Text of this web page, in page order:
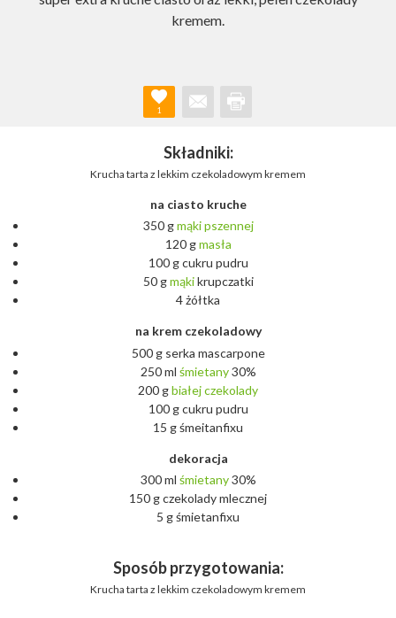
kremem.
1
Składniki:
Krucha tarta z lekkim czekoladowym kremem
na ciasto kruche
350 gmąki pszennej
120 gmasła
100 g cukru pudru
50 gmąkikrupczatki
4 żółtka
na krem czekoladowy
500 g serka mascarpone
250 ml śmietany30%
200 gbiałejczekolady
100 g cukru pudru
15 g śmeitanfixu
dekoracja
300 ml śmietany30%
150 g czekolady mlecznej
5 g śmietanfixu
Sposób przygotowania:
Krucha tarta z lekkim czekoladowym kremem